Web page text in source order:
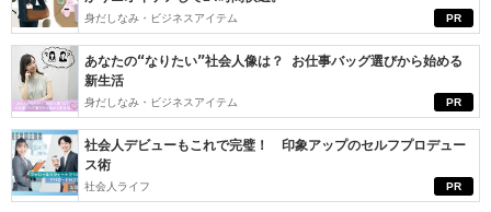
PR
身だしなみ・ビジネスアイテム
PR
あなたの“なりたい”社会人像は？ お仕事バッグ選びから始める
新生活
身だしなみ・ビジネスアイテム
PR
社会人デビューもこれで完璧！ 印象アップのセルフプロデュー
ス術
社会人ライフ